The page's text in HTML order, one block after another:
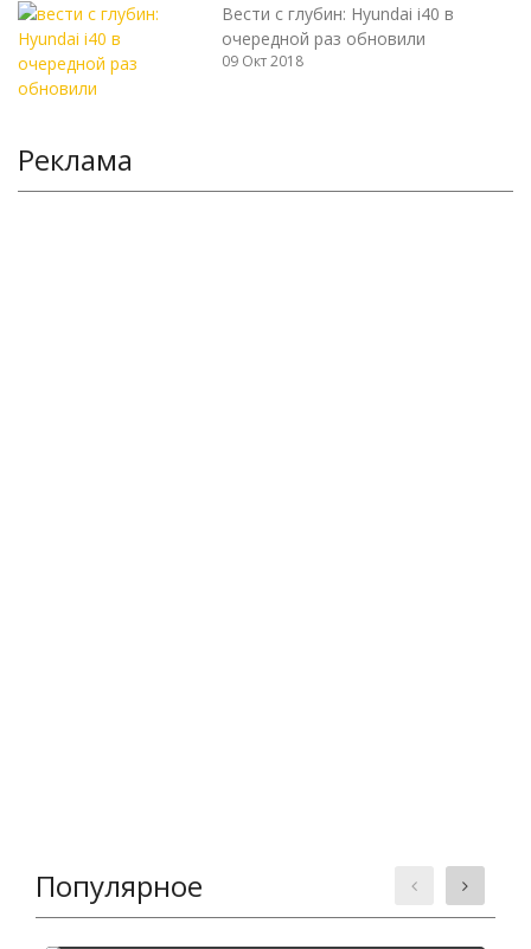
Вести с глубин: Hyundai i40 в
очередной раз обновили
09 Окт 2018
Реклама
Популярное